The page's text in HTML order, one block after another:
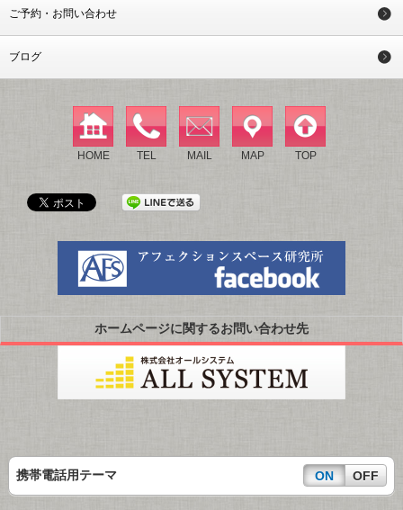
ご予約・お問い合わせ
ブログ
HOME TEL MAIL MAP TOP
ホームページに関するお問い合わせ先
携帯電話用テーマ ON OFF